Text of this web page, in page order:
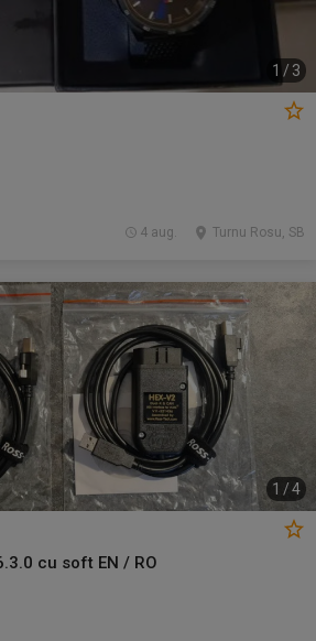
1 / 3
Turnu Rosu, SB
4 aug.
1 /4
cu soft EN / RO